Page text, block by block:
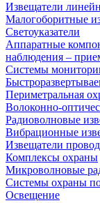
Извещатели
Малогоборитные
Светоуказатели
Аппаратные
наблюдения –
Системы
Периметральная
Волоконно-
Радиоволновые
Вибрационные
Извещатели
Комплексы охраны
Микроволновые
Системы охраны
Освещение